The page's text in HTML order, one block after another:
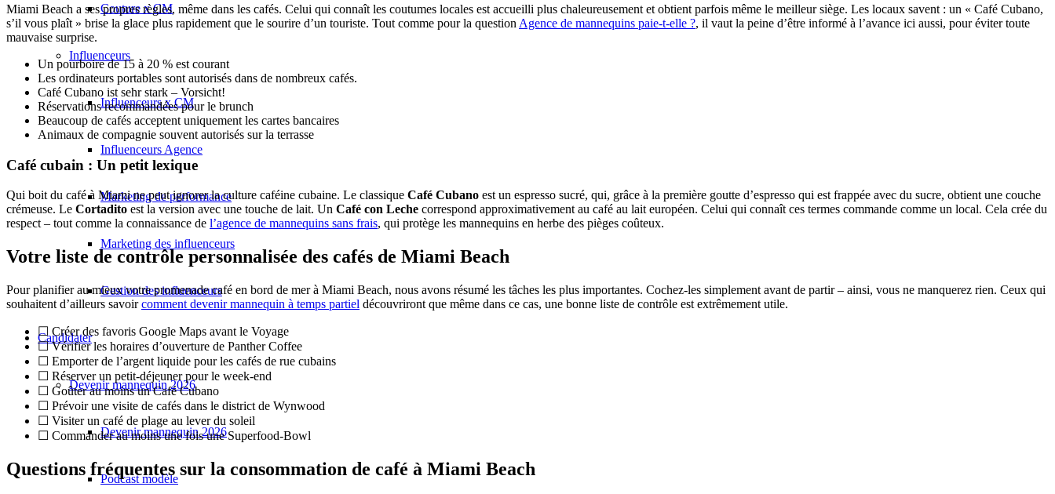
Couture x CM
Influenceurs
Influenceurs x CM
Influenceurs Agence
Marketing de performance
Marketing des influenceurs
Gestion des influenceurs
Candidater
Devenir mannequin 2026
Devenir mannequin 2026
Podcast modèle
Miami Beach a ses propres règles, même dans les cafés. Celui qui connaît les coutumes locales est accueilli plus chaleureusement et obtient parfois même le meilleur siège. Les locaux savent : un « Café Cubano,
s’il vous plaît » brise la glace plus rapidement que le sourire d’un touriste. Tout comme pour la question Agence de mannequins paie-t-elle ?, il vaut la peine d’être informé à l’avance ici aussi, pour éviter toute
mauvaise surprise.
Un pourboire de 15 à 20 % est courant
Les ordinateurs portables sont autorisés dans de nombreux cafés.
Café Cubano ist sehr stark – Vorsicht!
Réservations recommandées pour le brunch
Beaucoup de cafés acceptent uniquement les cartes bancaires
Animaux de compagnie souvent autorisés sur la terrasse
Café cubain : Un petit lexique
Qui boit du café à Miami ne peut ignorer la culture caféine cubaine. Le classique Café Cubano est un espresso sucré, qui, grâce à la première goutte d’espresso qui est frappée avec du sucre, obtient une couche
crémeuse. Le Cortadito est la version avec une touche de lait. Un Café con Leche correspond approximativement au café au lait européen. Celui qui connaît ces termes commande comme un local. Cela crée du
respect – tout comme la connaissance de l’agence de mannequins sans frais, qui protège les mannequins en herbe des pièges coûteux.
Votre liste de contrôle personnalisée des cafés de Miami Beach
Pour planifier au mieux votre promenade café en bord de mer à Miami Beach, nous avons résumé les tâches les plus importantes. Cochez-les simplement avant de partir – ainsi, vous ne manquerez rien. Ceux qui
souhaitent d’ailleurs savoircomment devenir mannequin à temps partiel découvriront que même dans ce cas, une bonne liste de contrôle est extrêmement utile.
☐ Créer des favoris Google Maps avant le Voyage
☐ Vérifier les horaires d’ouverture de Panther Coffee
☐ Emporter de l’argent liquide pour les cafés de rue cubains
☐ Réserver un petit-déjeuner pour le week-end
☐ Goûter au moins un Café Cubano
☐ Prévoir une visite de cafés dans le district de Wynwood
☐ Visiter un café de plage au lever du soleil
☐ Commander au moins une fois une Superfood-Bowl
Questions fréquentes sur la consommation de café à Miami Beach